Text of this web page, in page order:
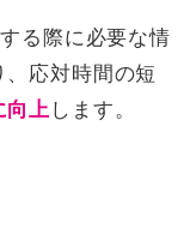
る際に必要な情
応対時間の短
向上 します。